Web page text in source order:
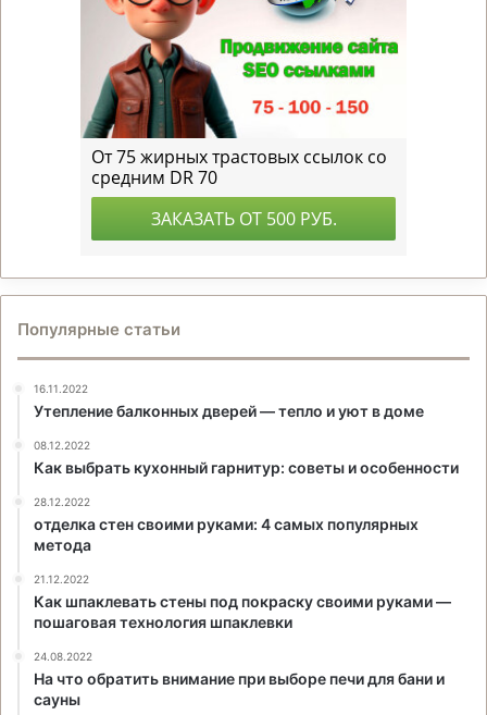
Популярные статьи
16.11.2022
Утепление балконных дверей — тепло и уют в доме
08.12.2022
Как выбрать кухонный гарнитур: советы и особенности
28.12.2022
отделка стен своими руками: 4 самых популярных
метода
21.12.2022
Как шпаклевать стены под покраску своими руками —
пошаговая технология шпаклевки
24.08.2022
На что обратить внимание при выборе печи для бани и
сауны